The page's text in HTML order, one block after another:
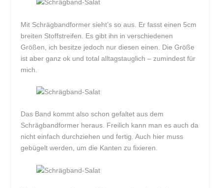
Mit Schrägbandformer sieht’s so aus. Er fasst einen 5cm
breiten Stoffstreifen. Es gibt ihn in verschiedenen
Größen, ich besitze jedoch nur diesen einen. Die Größe
ist aber ganz ok und total alltagstauglich – zumindest für
mich.
Das Band kommt also schon gefaltet aus dem
Schrägbandformer heraus. Freilich kann man es auch da
nicht einfach durchziehen und fertig. Auch hier muss
gebügelt werden, um die Kanten zu fixieren.